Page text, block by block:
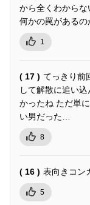
から全くわから
何かの罠があるの
1
( 17 ) てっきり前
して解散に追い
かったね ただ単
い男だった…
8
( 16 ) 表向きコン
5